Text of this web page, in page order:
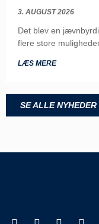
3. AUGUST 2026
Det blev en
flere store
LÆS MERE
SE ALLE NYHEDER